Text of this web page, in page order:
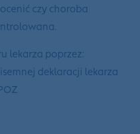
czy choroba
lekarza poprzez:
deklaracji lekarza